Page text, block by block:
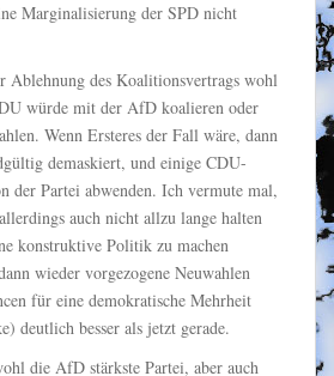
Marginalisierung der SPD nicht
Ablehnung des Koalitionsvertrags wohl
würde mit der AfD koalieren oder
Wenn Ersteres der Fall wäre, dann
demaskiert, und einige CDU-
der Partei abwenden. Ich vermute mal,
auch nicht allzu lange halten
konstruktive Politik zu machen
wieder vorgezogene Neuwahlen
für eine demokratische Mehrheit
deutlich besser als jetzt gerade.
die AfD stärkste Partei, aber auch